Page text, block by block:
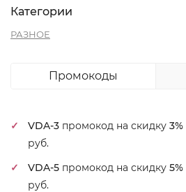
Категории
РАЗНОЕ
Промокоды
VDA-3 промокод на скидку 3%
руб.
VDA-5 промокод на скидку 5%
руб.